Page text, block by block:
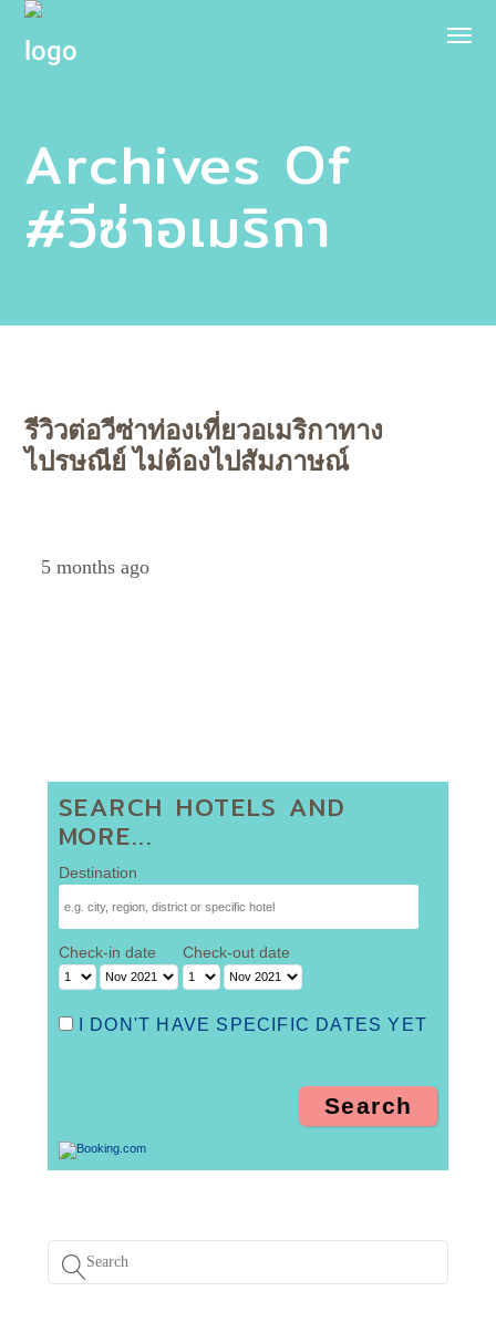
Archives Of
#วีซ่าอเมริกา
รีวิวต่อวีซ่าท่องเที่ยวอเมริกาทาง
ไปรษณีย์ ไม่ต้องไปสัมภาษณ์
5 months ago
SEARCH HOTELS AND
MORE...
Destination
Check-in date Check-out date
I DON'T HAVE SPECIFIC DATES YET